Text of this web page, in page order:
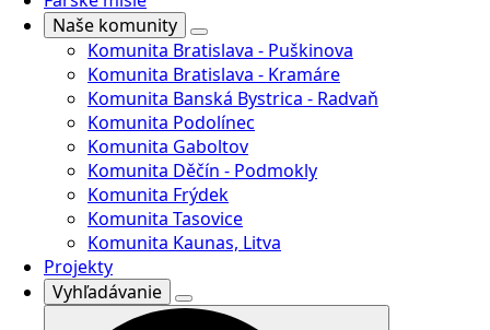
Naše komunity
Komunita Bratislava - Puškinova
Komunita Bratislava - Kramáre
Komunita Banská Bystrica - Radvaň
Komunita Podolínec
Komunita Gaboltov
Komunita Děčín - Podmokly
Komunita Frýdek
Komunita Tasovice
Komunita Kaunas, Litva
Projekty
Vyhľadávanie
Search